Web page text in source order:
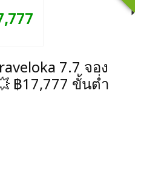
7.7 จอง
฿17,777 ขั้นต่ำ